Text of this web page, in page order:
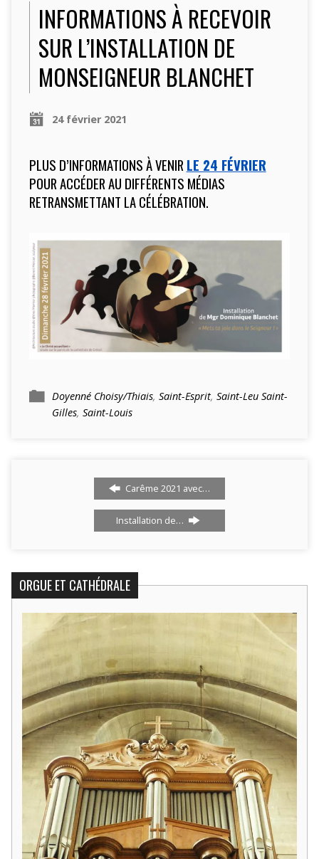
INFORMATIONS À RECEVOIR
SUR L’INSTALLATION DE
MONSEIGNEUR BLANCHET
24 février 2021
PLUS D’INFORMATIONS À VENIR LE 24 FÉVRIER
POUR ACCÉDER AU DIFFÉRENTS MÉDIAS
RETRANSMETTANT LA CÉLÉBRATION.
Doyenné Choisy/Thiais, Saint-Esprit, Saint-Leu Saint-
Gilles, Saint-Louis
Carême 2021 avec…
Installation de…
ORGUE ET CATHÉDRALE